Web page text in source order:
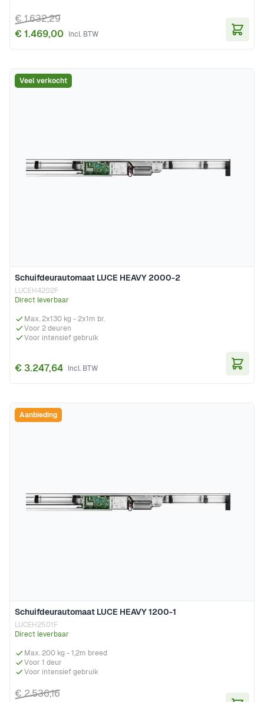
€ 1.469,00
€ 1.632,29
Schuifdeurautomaat LUCE HEAVY 2000-2
LUCEH4202F
Direct leverbaar
Max. 2x130 kg - 2x1m br.
Voor 2 deuren
Voor intensief gebruik
€ 3.247,64
Veel verkocht
Schuifdeurautomaat LUCE HEAVY 1200-1
LUCEH2501F
Direct leverbaar
Max. 200 kg - 1,2m breed
Voor 1 deur
Voor intensief gebruik
€ 2.536,16
Aanbieding